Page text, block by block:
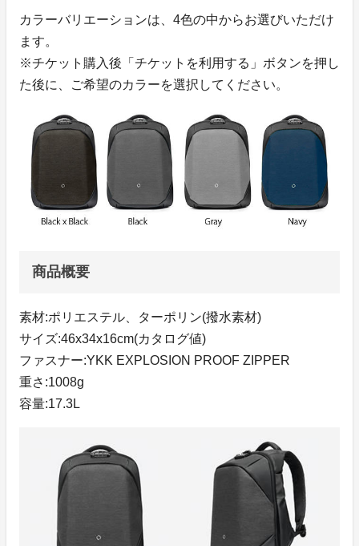
カラーバリエーションは、4色の中からお選びいただけ
ます。
※チケット購入後「チケットを利用する」ボタンを押し
た後に、ご希望のカラーを選択してください。
商品概要
素材:ポリエステル、ターポリン(撥水素材)
サイズ:46x34x16cm(カタログ値)
ファスナー:YKK EXPLOSION PROOF ZIPPER
重さ:1008g
容量:17.3L